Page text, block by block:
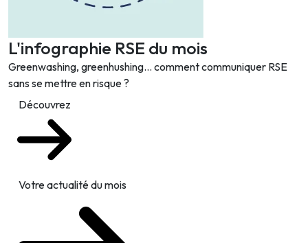
L'infographie RSE du mois
Greenwashing, greenhushing… comment communiquer RSE
sans se mettre en risque ?
Découvrez
Votre actualité du mois